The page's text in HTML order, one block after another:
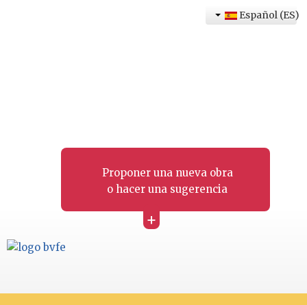
Proponer una nueva obra
o hacer una sugerencia
+
Español (ES)